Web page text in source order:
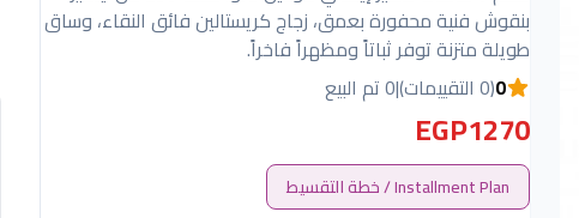
بنقوش فنية محفورة بعمق، زجاج كريستالين فائق النقاء، وساق
طويلة متزنة توفر ثباتاً ومظهراً فاخراً.
0(0 التقييمات) |0 تم البيع
EGP1270
Installment Plan / خطة التقسيط